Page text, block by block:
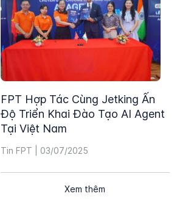
FPT Hợp Tác Cùng Jetking Ấn
Độ Triển Khai Đào Tạo AI Agent
Tại Việt Nam
Tin FPT | 03/07/2025
Xem thêm